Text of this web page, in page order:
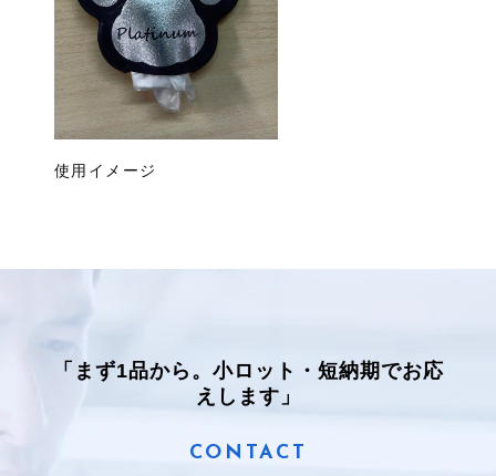
使用イメージ
「まず1品から。小ロット・短納期でお応
えします」
CONTACT